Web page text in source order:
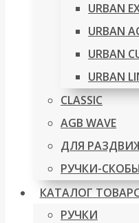
URBAN
URBAN
URBAN
URBAN
CLASSIC
AGB WAVE
ДЛЯ
РУЧКИ-СКОБЫ
КАТАЛОГ
РУЧКИ